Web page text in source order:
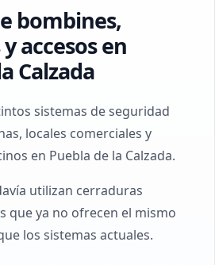
bombines,
accesos en
Calzada
sistemas de seguridad
locales comerciales y
en Puebla de la Calzada.
utilizan cerraduras
que ya no ofrecen el mismo
los sistemas actuales.